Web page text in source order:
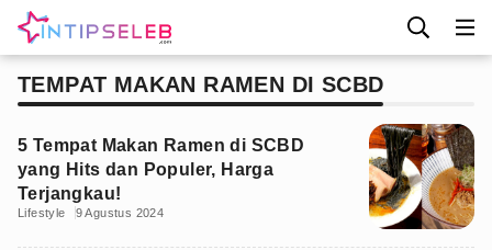
TEMPAT MAKAN RAMEN DI SCBD
5 Tempat Makan Ramen di SCBD
yang Hits dan Populer, Harga
Terjangkau!
Lifestyle 9 Agustus 2024